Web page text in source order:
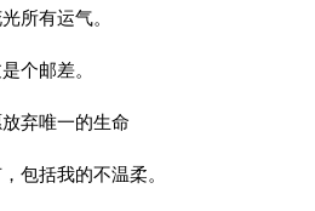
所有运气。
个邮差。
弃唯一的生命
括我的不温柔。